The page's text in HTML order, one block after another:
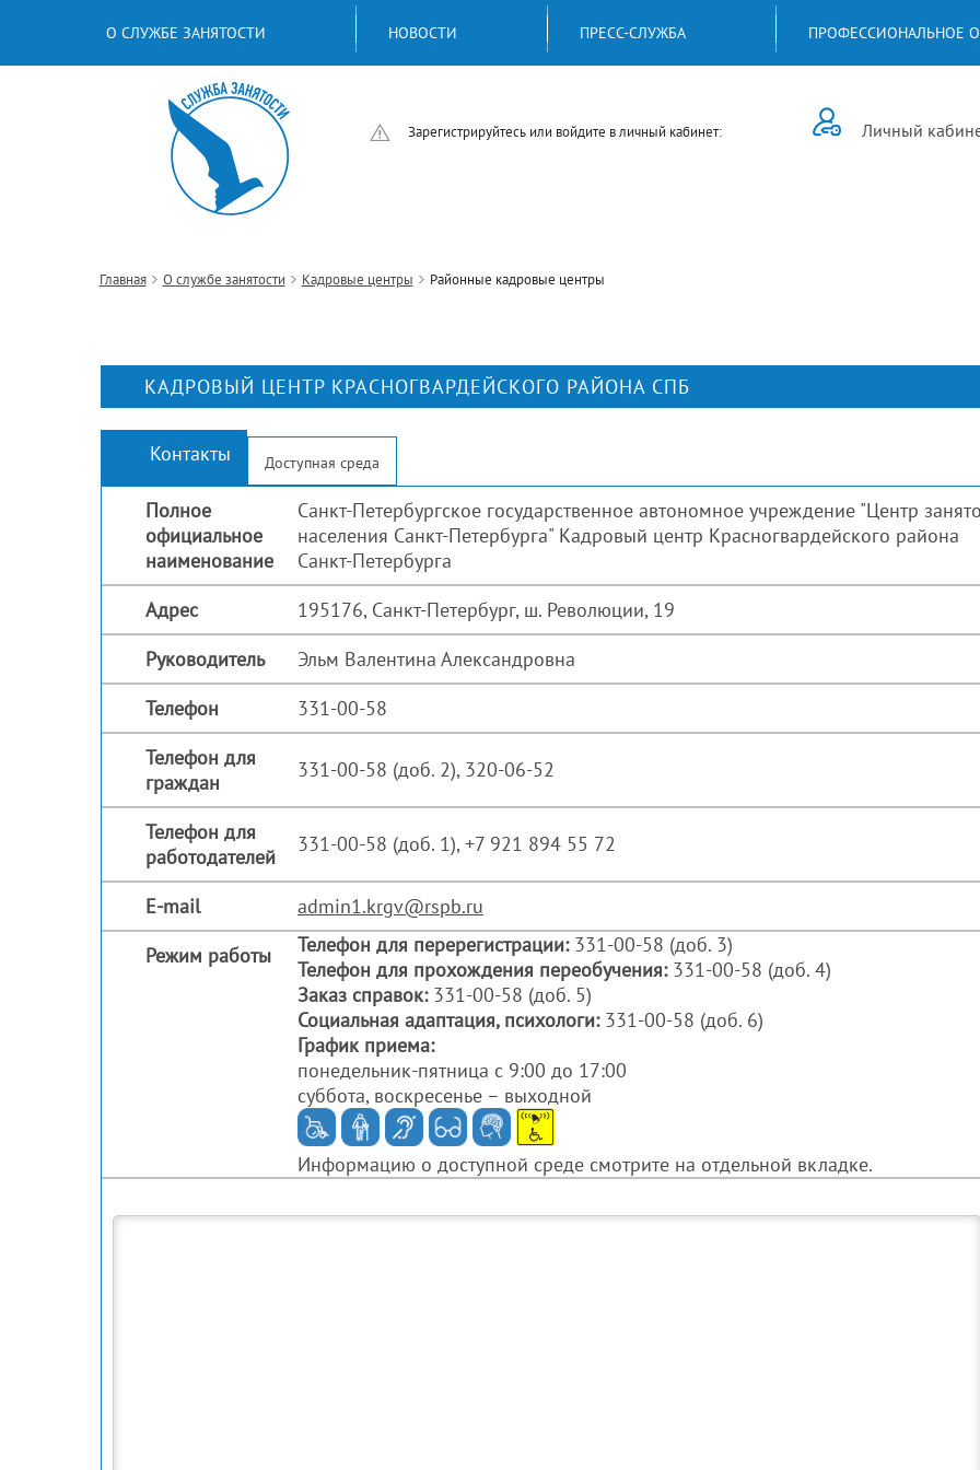
О СЛУЖБЕ ЗАНЯТОСТИ НОВОСТИ ПРЕСС-СЛУЖБА ПРОФЕССИОНАЛЬНОЕ
Зарегистрируйтесь или войдите в личный кабинет: Личный
Главная О службе занятости Кадровые центры Районные кадровые центры
КАДРОВЫЙ ЦЕНТР КРАСНОГВАРДЕЙСКОГО РАЙОНА СПБ
Контакты Доступная среда
Полное
официальное
наименование
Санкт-Петербургское государственное автономное учреждение "Центр
населения Санкт-Петербурга" Кадровый центр Красногвардейского района
Санкт-Петербурга
Адрес
195176, Санкт-Петербург, ш. Революции, 19
Руководитель
Эльм Валентина Александровна
Телефон
331-00-58
Телефон для
граждан
331-00-58 (доб. 2), 320-06-52
Телефон для
работодателей
331-00-58 (доб. 1), +7 921 894 55 72
E-mail
admin1.krgv@rspb.ru
Режим работы
Телефон для перерегистрации:331-00-58 (доб. 3)
Телефон для прохождения переобучения:331-00-58 (доб. 4)
Заказ справок:331-00-58 (доб. 5)
Социальная адаптация, психологи:331-00-58 (доб. 6)
График приема:
понедельник-пятница с 9:00 до 17:00
суббота, воскресенье – выходной
Информацию о доступной среде смотрите на отдельной вкладке.